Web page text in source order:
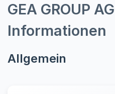
GEA GROUP
Informationen
Allgemein